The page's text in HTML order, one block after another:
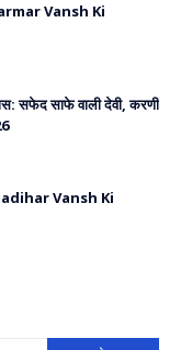
Vansh Ki
सफेद साफे वाली देवी, करणी
Padihar Vansh Ki